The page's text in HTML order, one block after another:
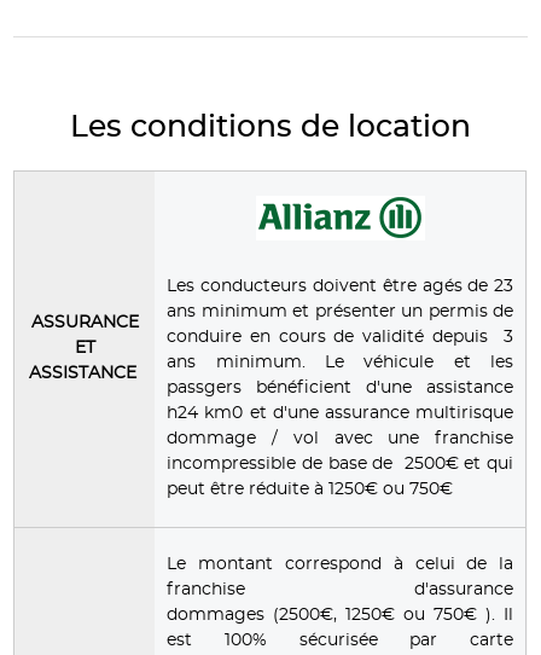
Les conditions de location
ASSURANCE
ET
ASSISTANCE
Les conducteurs doivent être agés de 23
ans minimum et présenter un permis de
conduire en cours de validité depuis 3
ans minimum. Le véhicule et les
passgers bénéficient d'une assistance
h24 km0 et d'une assurance multirisque
dommage / vol avec une franchise
incompressible de base de 2500€ et qui
peut être réduite à 1250€ ou 750€
Le montant correspond à celui de la
franchise d'assurance
dommages (2500€, 1250€ ou 750€ ). Il
est 100% sécurisée par carte